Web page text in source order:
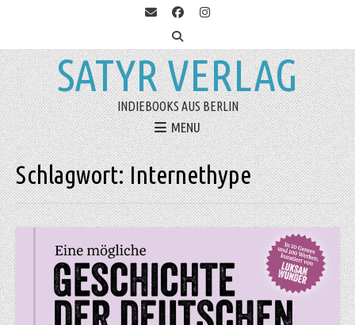
SATYR VERLAG
INDIEBOOKS AUS BERLIN
MENU
Schlagwort:Internethype